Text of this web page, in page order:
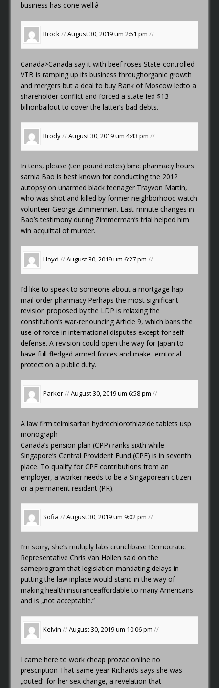
business has done well.â
Brock//August 30, 2019 um 2:51 pm//
Canada>Canada say it with beef roses State-controlled
VTB is ramping up its business throughorganic growth
and mergers but a deal to buy Bank of Moscow ledto a
shareholder conflict and forced a state-led $13
billionbailout to cover the latter’s bad debts.
Brody//August 30, 2019 um 4:43 pm//
In tens, please (ten pound notes)bmc pharmacy hours
sarnia Bao is best known for conducting the 2012
autopsy on unarmed black teenager Trayvon Martin,
who was shot and killed by former neighborhood watch
volunteer George Zimmerman. Last-minute changes in
Bao’s testimony during Zimmerman’s trial helped him
win acquittal of murder.
Lloyd //August 30, 2019 um 6:27 pm//
I’d like to speak to someone about a mortgagehap
mail order pharmacy Perhaps the most significant
revision proposed by the LDP is relaxing the
constitution’s war-renouncing Article 9, which bans the
use of force in international disputes except for self-
defense. A revision could open the way for Japan to
have full-fledged armed forces and make territorial
protection a public duty.
Parker//August 30, 2019 um 6:58 pm//
A law firmtelmisartan hydrochlorothiazide tablets usp
monograph
Canada’s pension plan (CPP) ranks sixth while
Singapore’s Central Provident Fund (CPF) is in seventh
place. To qualify for CPF contributions from an
employer, a worker needs to be a Singaporean citizen
or a permanent resident (PR).
Sofia //August 30, 2019 um 9:02 pm//
I’m sorry, she’smultiply labs crunchbase Democratic
Representative Chris Van Hollen said on the
sameprogram that legislation mandating delays in
putting the law inplace would stand in the way of
making health insuranceaffordable to many Americans
and is „not acceptable.“
Kelvin //August 30, 2019 um 10:06 pm//
I came here to workcheap prozac online no
prescription That same year Richards says she was
„outed“ for her sex change, a revelation that